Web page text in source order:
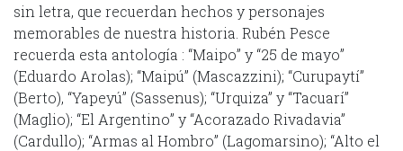
sin letra, que recuerdan hechos y personajes
memorables de nuestra historia. Rubén Pesce
recuerda esta antología : “Maipo” y “25 de mayo”
(Eduardo Arolas); “Maipú” (Mascazzini); “Curupaytí”
(Berto), “Yapeyú” (Sassenus); “Urquiza” y “Tacuarí”
(Maglio); “El Argentino” y “Acorazado Rivadavia”
(Cardullo); “Armas al Hombro” (Lagomarsino); “Alto el